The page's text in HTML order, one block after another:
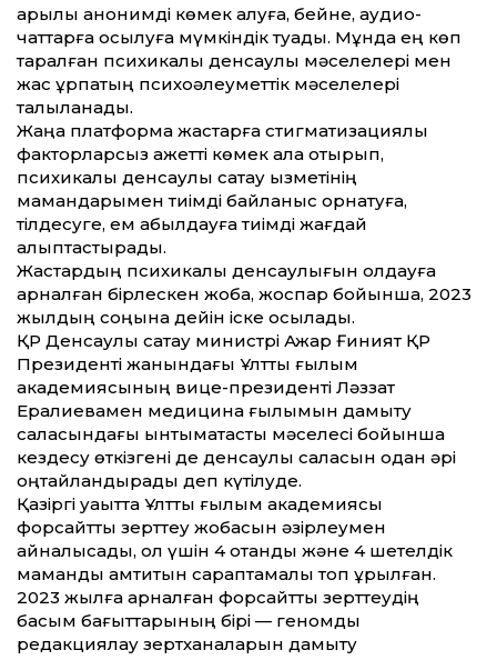
арқылы анонимді көмек алуға, бейне, аудио-
чаттарға қосылуға мүмкіндік туады. Мұнда ең көп
таралған психикалық денсаулық мәселелері мен
жас ұрпақтың психоәлеуметтік мәселелері
талқыланады.
Жаңа платформа жастарға стигматизациялық
факторларсыз қажетті көмек ала отырып,
психикалық денсаулық сақтау қызметінің
мамандарымен тиімді байланыс орнатуға,
тілдесуге, ем қабылдауға тиімді жағдай
қалыптастырады.
Жастардың психикалық денсаулығын қолдауға
арналған бірлескен жоба, жоспар бойынша, 2023
жылдың соңына дейін іске қосылады.
ҚР Денсаулық сақтау министрі Ажар Ғиният ҚР
Президенті жанындағы Ұлттық ғылым
академиясының вице-президенті Ләззат
Ералиевамен медицина ғылымын дамыту
саласындағы ынтымақтастық мәселесі бойынша
кездесу өткізгені де денсаулық саласын одан әрі
оңтайландырады деп күтілуде.
Қазіргі уақытта Ұлттық ғылым академиясы
форсайттық зерттеу жобасын әзірлеумен
айналысады, ол үшін 4 отандық және 4 шетелдік
маманды қамтитын сараптамалық топ құрылған.
2023 жылға арналған форсайттық зерт­теудің
басым бағыттарының бірі — геномдық
редакциялау зертханаларын дамыту